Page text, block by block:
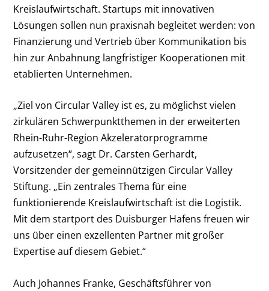
Kreislaufwirtschaft. Startups mit innovativen
Lösungen sollen nun praxisnah begleitet werden: von
Finanzierung und Vertrieb über Kommunikation bis
hin zur Anbahnung langfristiger Kooperationen mit
etablierten Unternehmen.
„Ziel von Circular Valley ist es, zu möglichst vielen
zirkulären Schwerpunktthemen in der erweiterten
Rhein-Ruhr-Region Akzeleratorprogramme
aufzusetzen“, sagt Dr. Carsten Gerhardt,
Vorsitzender der gemeinnützigen Circular Valley
Stiftung. „Ein zentrales Thema für eine
funktionierende Kreislaufwirtschaft ist die Logistik.
Mit dem startport des Duisburger Hafens freuen wir
uns über einen exzellenten Partner mit großer
Expertise auf diesem Gebiet.“
Auch Johannes Franke, Geschäftsführer von